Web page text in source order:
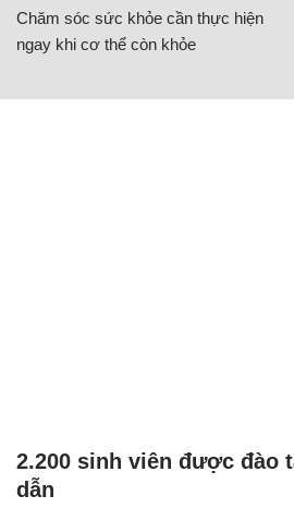
Chăm sóc sức khỏe cần thực hiện
ngay khi cơ thể còn khỏe
2.200 sinh viên được đào
dẫn